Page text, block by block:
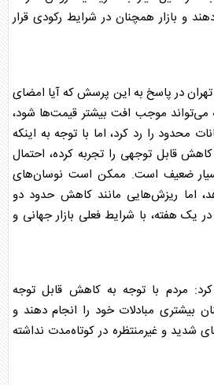
و بازارهمچنان در شرایط رکودی قرار
در پاسخ به این پرسش که آیا امضای
می‌تواند موجب افت بیشتر قیمت‌ها شود،
محدود را رد کرد، اما با توجه به اینکه
قابل توجهی را تجربه کرده، احتمال
ضعیف است. ممکن است نوسان‌های
اما ریزش‌هایی مانند کاهش حدود دو
در یک هفته، با شرایط فعلی بازارجهانی و
کرد: مردم با توجه به کاهش قابل توجه
بیشتری مبادلات خود را انجام دهند و
شدید و غیرمنتظره در کوتاه‌مدت نداشته